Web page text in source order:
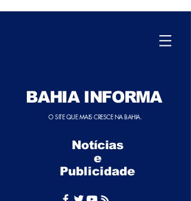
BAHIA INFORMA
O SITE QUE MAIS CRESCE NA BAHIA.
Notícias
e
Publicidade